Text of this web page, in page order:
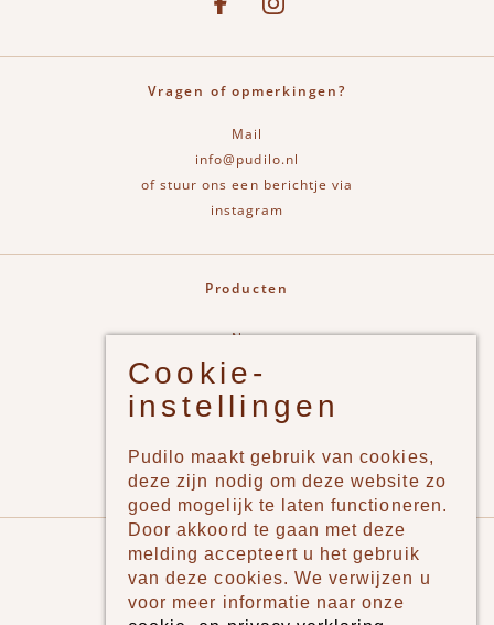
Vragen of opmerkingen?
Mail
info@pudilo.nl
of stuur ons een berichtje via
instagram
Producten
New
Jongens
Meisjes
Merken
Pudilo
Over ons
Cookie-
instellingen
Pudilo maakt gebruik van cookies,
deze zijn nodig om deze website zo
goed mogelijk te laten functioneren.
Door akkoord te gaan met deze
melding accepteert u het gebruik
van deze cookies. We verwijzen u
voor meer informatie naar onze